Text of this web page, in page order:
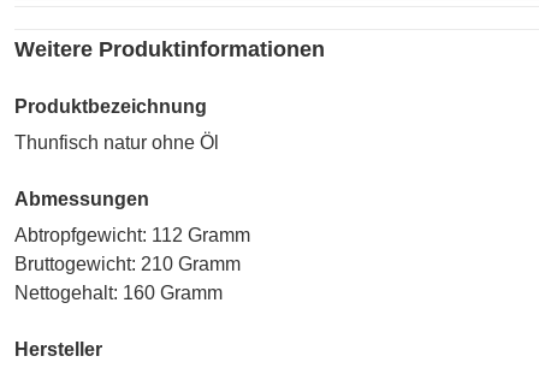
Weitere Produktinformationen
Produktbezeichnung
Thunfisch natur ohne Öl
Abmessungen
Abtropfgewicht: 112 Gramm
Bruttogewicht: 210 Gramm
Nettogehalt: 160 Gramm
Hersteller